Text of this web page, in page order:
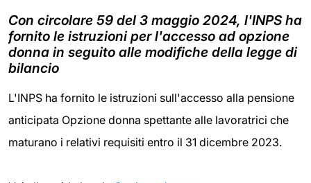
Con circolare 59 del 3 maggio 2024, l'INPS ha
fornito le istruzioni per l'accesso ad opzione
donna in seguito alle modifiche della legge di
bilancio
L'INPS ha fornito le istruzioni sull'accesso alla pensione
anticipata Opzione donna spettante alle lavoratrici che
maturano i relativi requisiti entro il 31 dicembre 2023.